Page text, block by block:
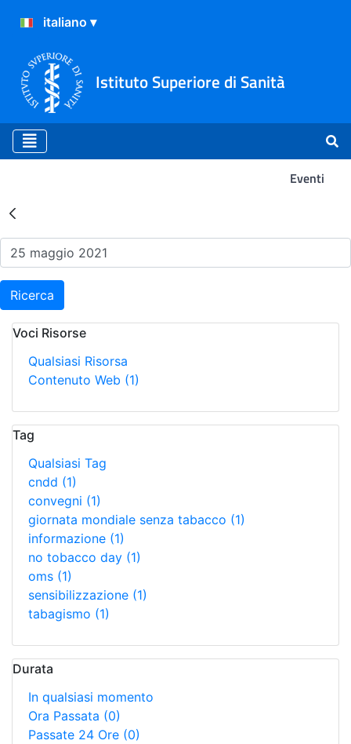
Istituto Superiore di Sanità
Eventi
Risultati della Ricerca -
Ricerca
Voci Risorse
Qualsiasi Risorsa
Contenuto Web (1)
Tag
Qualsiasi Tag
cndd (1)
convegni (1)
giornata mondiale senza tabacco (1)
informazione (1)
no tobacco day (1)
oms (1)
sensibilizzazione (1)
tabagismo (1)
Durata
In qualsiasi momento
Ora Passata (0)
Passate 24 Ore (0)